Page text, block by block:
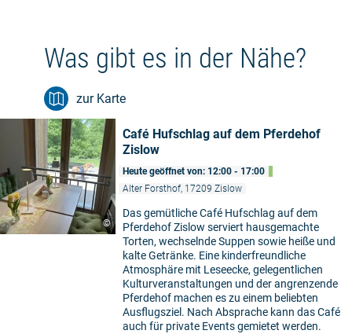
Was gibt es in der Nähe?
zur Karte
©
Café Hufschlag auf dem Pferdehof
Zislow
Heute geöffnet von: 12:00 - 17:00
Alter Forsthof, 17209 Zislow
Das gemütliche Café Hufschlag auf dem
Pferdehof Zislow serviert hausgemachte
Torten, wechselnde Suppen sowie heiße und
kalte Getränke. Eine kinderfreundliche
Atmosphäre mit Leseecke, gelegentlichen
Kulturveranstaltungen und der angrenzende
Pferdehof machen es zu einem beliebten
Ausflugsziel. Nach Absprache kann das Café
auch für private Events gemietet werden.